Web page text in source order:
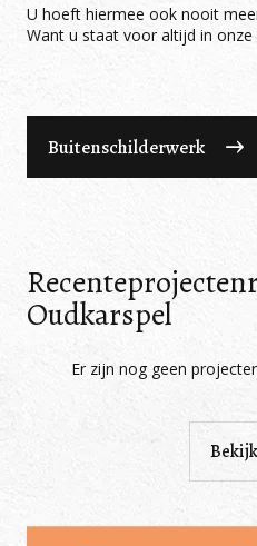
U hoeft hiermee ook nooit
Want u staat voor altijd in onze
Buitenschilderwerk
Recenteprojecten
Oudkarspel
Er zijn nog geen